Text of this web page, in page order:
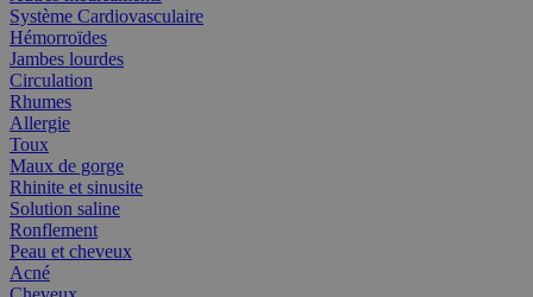
Système Cardiovasculaire
Hémorroïdes
Jambes lourdes
Circulation
Rhumes
Allergie
Toux
Maux de gorge
Rhinite et sinusite
Solution saline
Ronflement
Peau et cheveux
Acné